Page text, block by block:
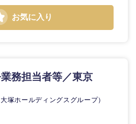
お気に入り
務担当者等／東京
塚ホールディングスグループ）